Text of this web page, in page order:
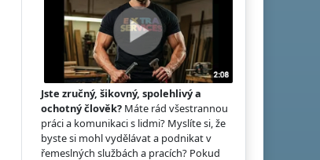
Jste zručný, šikovný, spolehlivý a
ochotný člověk?Máte rád všestrannou
práci a komunikaci s lidmi? Myslíte si, že
byste si mohl vydělávat a podnikat v
řemeslných službách a pracích? Pokud